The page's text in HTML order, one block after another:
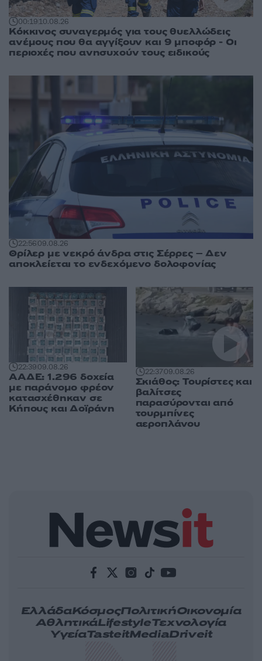
00:1910.08.26
Κόκκινος συναγερμός για τους θυελλώδεις
ανέμους που θα αγγίξουν και 9 μποφόρ - Οι
περιοχές που ανησυχούν τους ειδικούς
22:5609.08.26
Θρίλερ με νεκρό άνδρα στις Σέρρες – Δεν
αποκλείεται το ενδεχόμενο δολοφονίας
22:3909.08.26
ΑΑΔΕ: 1.296 δοχεία
με παράνομο φρέον
κατασχέθηκαν σε
Κήπους και Δοϊράνη
22:3709.08.26
Σκιάθος: Τουρίστες και
βαλίτσες
παρασύρονται από
τουρμπίνες
αεροπλάνου
ΕλλάδαΚόσμοςΠολιτικήΟικονομία
ΑθλητικάLifestyleΤεχνολογία
ΥγείαTasteitMediaDriveit